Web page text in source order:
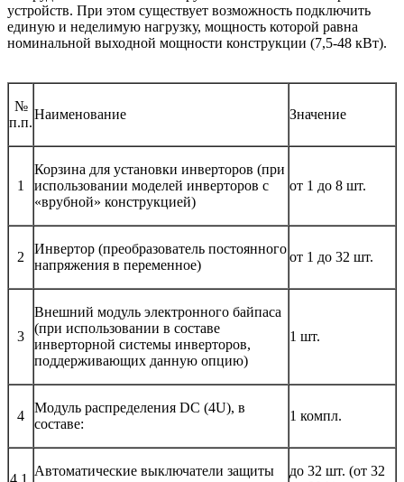
устройств. При этом существует возможность подключить
единую и неделимую нагрузку, мощность которой равна
номинальной выходной мощности конструкции (7,5-48 кВт).
№
п.п.
Наименование Значение
1
Корзина для установки инверторов (при
использовании моделей инверторов с
«врубной» конструкцией)
от 1 до 8 шт.
2
Инвертор (преобразователь постоянного
напряжения в переменное)
от 1 до 32 шт.
3
Внешний модуль электронного байпаса
(при использовании в составе
инверторной системы инверторов,
поддерживающих данную опцию)
1 шт.
4
Модуль распределения DC (4U), в
составе:
1 компл.
4.1.
Автоматические выключатели защиты
до 32 шт. (от 32